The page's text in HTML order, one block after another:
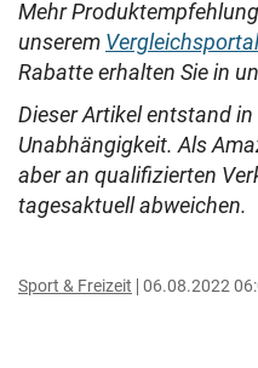
Mehr
unserem Vergleichsportal
Rabatte erhalten Sie in
Dieser Artikel entstand
Unabhängigkeit. Als
aber an qualifizierten
tagesaktuell abweichen.
Sport & Freizeit 06.08.2022